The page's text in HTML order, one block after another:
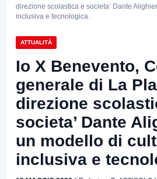
direzione scolastica e societa’ Dante
inclusiva e tecnologica.
ATTUALITÀ
Io X Benevento,
generale di La
direzione
societa’ Dante
un modello di
inclusiva e